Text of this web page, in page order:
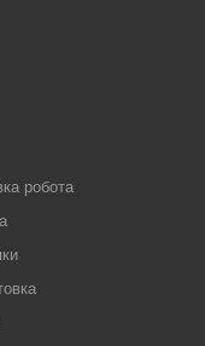
робота